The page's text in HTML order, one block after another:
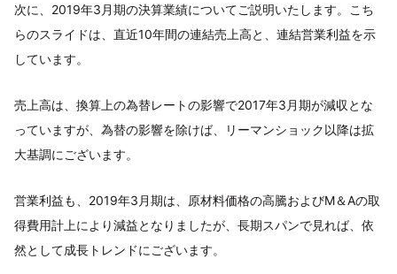
次に、2019年3月期の決算業績についてご説明いたします。こち
らのスライドは、直近10年間の連結売上高と、連結営業利益を示
しています。
売上高は、換算上の為替レートの影響で2017年3月期が減収とな
っていますが、為替の影響を除けば、リーマンショック以降は拡
大基調にございます。
営業利益も、2019年3月期は、原材料価格の高騰およびM＆Aの取
得費用計上により減益となりましたが、長期スパンで見れば、依
然として成長トレンドにございます。